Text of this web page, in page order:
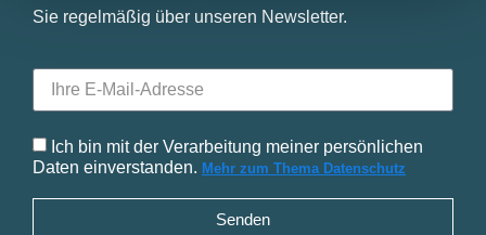
Sie regelmäßig über unseren Newsletter.
Ich bin mit der Verarbeitung meiner persönlichen
Daten einverstanden. Mehr zum Thema Datenschutz
Senden